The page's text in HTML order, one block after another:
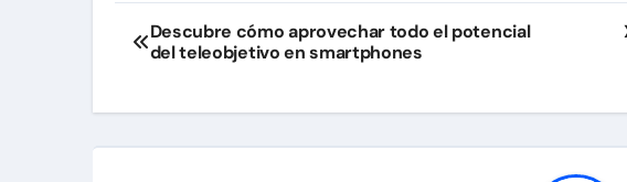
Navegación
de
entradas
Descubre cómo aprovechar todo el potencial
del teleobjetivo en smartphones